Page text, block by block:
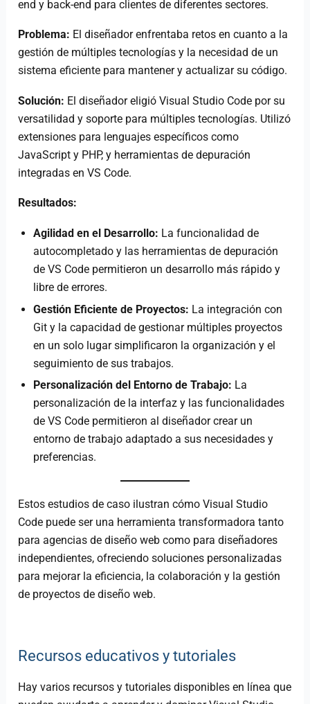
end y back-end para clientes de diferentes sectores.
Problema: El diseñador enfrentaba retos en cuanto a la
gestión de múltiples tecnologías y la necesidad de un
sistema eficiente para mantener y actualizar su código.
Solución: El diseñador eligió Visual Studio Code por su
versatilidad y soporte para múltiples tecnologías. Utilizó
extensiones para lenguajes específicos como
JavaScript y PHP, y herramientas de depuración
integradas en VS Code.
Resultados:
Agilidad en el Desarrollo: La funcionalidad de
autocompletado y las herramientas de depuración
de VS Code permitieron un desarrollo más rápido y
libre de errores.
Gestión Eficiente de Proyectos: La integración con
Git y la capacidad de gestionar múltiples proyectos
en un solo lugar simplificaron la organización y el
seguimiento de sus trabajos.
Personalización del Entorno de Trabajo: La
personalización de la interfaz y las funcionalidades
de VS Code permitieron al diseñador crear un
entorno de trabajo adaptado a sus necesidades y
preferencias.
Estos estudios de caso ilustran cómo Visual Studio
Code puede ser una herramienta transformadora tanto
para agencias de diseño web como para diseñadores
independientes, ofreciendo soluciones personalizadas
para mejorar la eficiencia, la colaboración y la gestión
de proyectos de diseño web.
Recursos educativos y tutoriales
Hay varios recursos y tutoriales disponibles en línea que